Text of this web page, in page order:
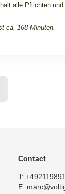
alle Pflichten und
ca. 168 Minuten.
Contact
T:
E: